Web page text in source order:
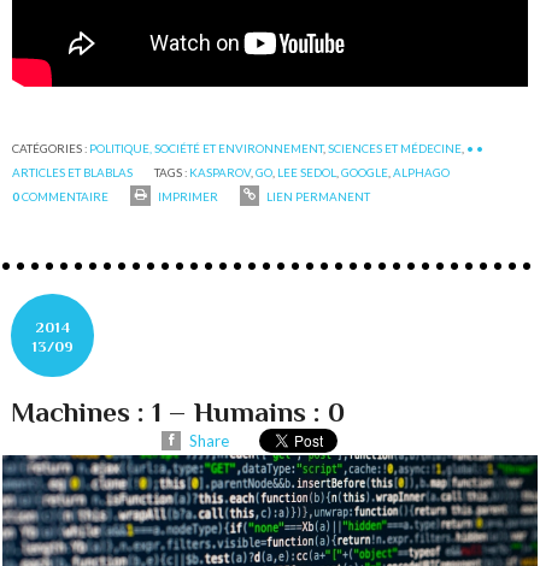
CATÉGORIES : POLITIQUE, SOCIÉTÉ ET ENVIRONNEMENT,SCIENCES ET MÉDECINE • •
ARTICLES ET BLABLAS
TAGS : KASPAROV,GO LEE SEDOL ,GOOGLE ,ALPHAGO
0COMMENTAIRE IMPRIMER LIEN PERMANENT
2014
13/09
Machines : 1 – Humains : 0
Share